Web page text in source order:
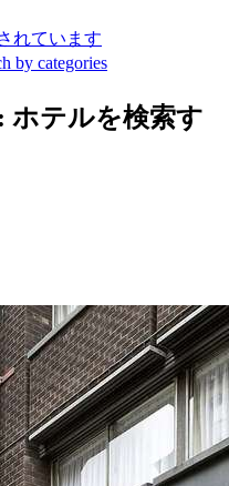
れています
by categories
ホテルを検索す